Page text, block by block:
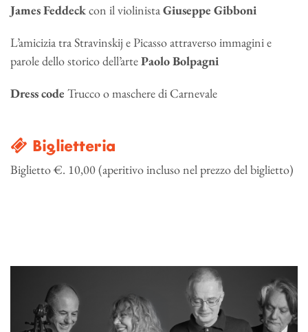
James Feddeckcon il violinistaGiuseppe Gibboni
L’amicizia tra Stravinskij e Picasso attraverso immagini e
parole dello storico dell’artePaolo Bolpagni
Dress code Trucco o maschere di Carnevale
Biglietteria
Biglietto €. 10,00 (aperitivo incluso nel prezzo del biglietto)